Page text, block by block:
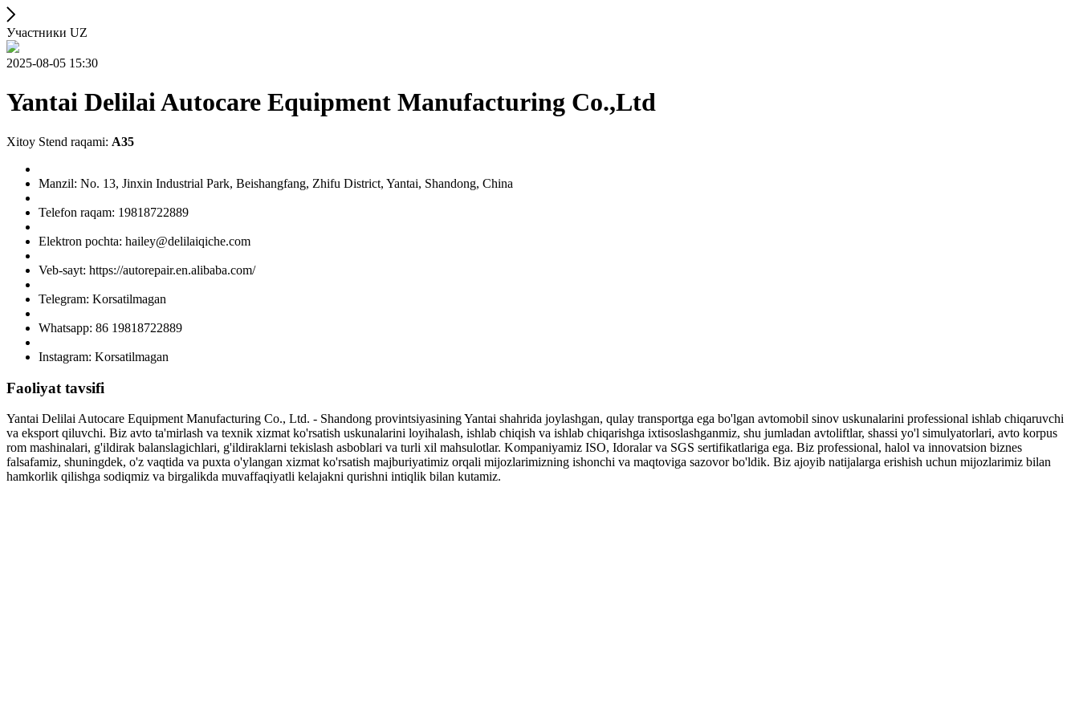
Участники UZ
2025-08-05 15:30
Yantai Delilai Autocare Equipment Manufacturing Co.,Ltd
Xitoy Stend raqami: A35
Manzil: No. 13, Jinxin Industrial Park, Beishangfang, Zhifu District, Yantai, Shandong, China
Telefon raqam: 19818722889
Elektron pochta: hailey@delilaiqiche.com
Veb-sayt: https://autorepair.en.alibaba.com/
Telegram: Korsatilmagan
Whatsapp: 86 19818722889
Instagram: Korsatilmagan
Faoliyat tavsifi
Yantai Delilai Autocare Equipment Manufacturing Co., Ltd. - Shandong provintsiyasining Yantai shahrida joylashgan, qulay transportga ega bo'lgan avtomobil sinov uskunalarini professional ishlab chiqaruvchi
va eksport qiluvchi. Biz avto ta'mirlash va texnik xizmat ko'rsatish uskunalarini loyihalash, ishlab chiqish va ishlab chiqarishga ixtisoslashganmiz, shu jumladan avtoliftlar, shassi yo'l simulyatorlari, avto korpus
rom mashinalari, g'ildirak balanslagichlari, g'ildiraklarni tekislash asboblari va turli xil mahsulotlar. Kompaniyamiz ISO, Idoralar va SGS sertifikatlariga ega. Biz professional, halol va innovatsion biznes
falsafamiz, shuningdek, o'z vaqtida va puxta o'ylangan xizmat ko'rsatish majburiyatimiz orqali mijozlarimizning ishonchi va maqtoviga sazovor bo'ldik. Biz ajoyib natijalarga erishish uchun mijozlarimiz bilan
hamkorlik qilishga sodiqmiz va birgalikda muvaffaqiyatli kelajakni qurishni intiqlik bilan kutamiz.